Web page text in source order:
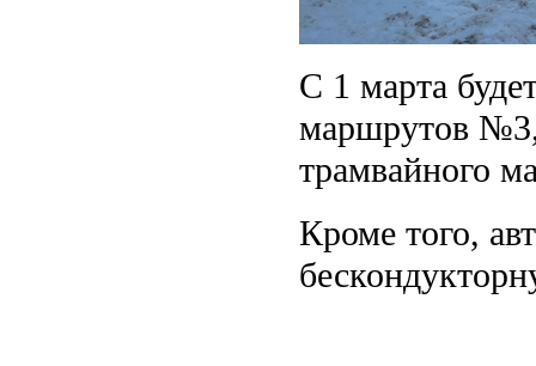
С 1 марта
маршрутов
трамвайного
Кроме того,